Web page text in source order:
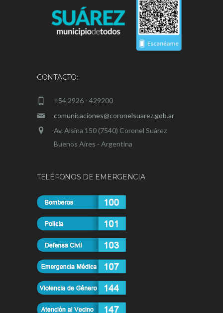
CONTACTO:
+54 2926 - 429200
comunicaciones@coronelsuarez.gob.ar
Av. Alsina 150 (7540) Coronel Suárez
Buenos Aires - Argentina
TELÉFONOS DE EMERGENCIA